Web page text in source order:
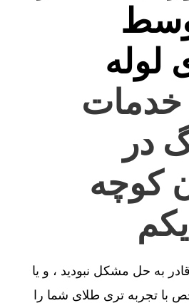
لوله
خدمات
در
کوچه
به حل مشکل نبودید ، و یا
با تجربه تری طلای شما را